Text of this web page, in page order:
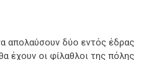
απολαύσουν δύο εντός έδρας
έχουν οι φίλαθλοι της πόλης